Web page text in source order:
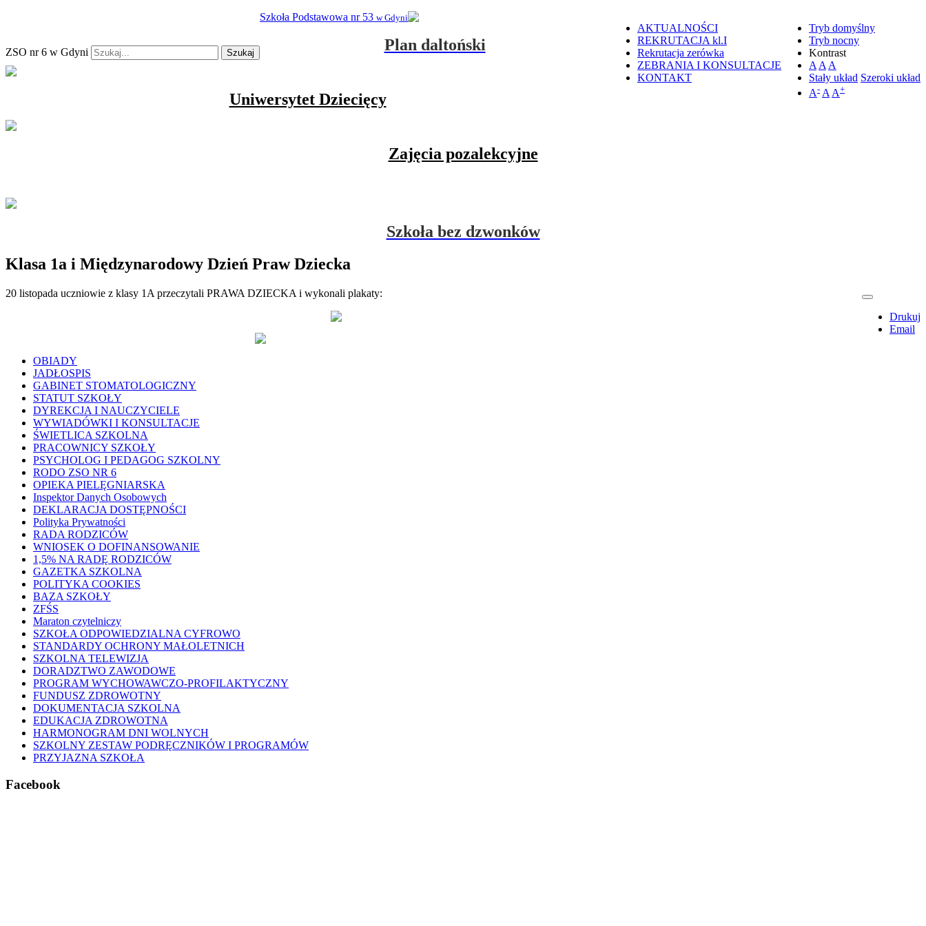
ZSO nr 6 w Gdyni Szukaj
Tryb domyślny
Tryb nocny
Kontrast
A A A
Stały układ Szeroki układ
A- A A+
Szkoła Podstawowa nr 53 w Gdyni
AKTUALNOŚCI
REKRUTACJA kl.I
Rekrutacja zerówka
ZEBRANIA I KONSULTACJE
KONTAKT
Plan daltoński
Uniwersytet Dziecięcy
Zajęcia pozalekcyjne
Szkoła bez dzwonków
Klasa 1a i Międzynarodowy Dzień Praw Dziecka
Drukuj
Email
20 listopada uczniowie z klasy 1A przeczytali PRAWA DZIECKA i wykonali plakaty:
OBIADY
JADŁOSPIS
GABINET STOMATOLOGICZNY
STATUT SZKOŁY
DYREKCJA I NAUCZYCIELE
WYWIADÓWKI I KONSULTACJE
ŚWIETLICA SZKOLNA
PRACOWNICY SZKOŁY
PSYCHOLOG I PEDAGOG SZKOLNY
RODO ZSO NR 6
OPIEKA PIELĘGNIARSKA
Inspektor Danych Osobowych
DEKLARACJA DOSTĘPNOŚCI
Polityka Prywatności
RADA RODZICÓW
WNIOSEK O DOFINANSOWANIE
1,5% NA RADĘ RODZICÓW
GAZETKA SZKOLNA
POLITYKA COOKIES
BAZA SZKOŁY
ZFŚS
Maraton czytelniczy
SZKOŁA ODPOWIEDZIALNA CYFROWO
STANDARDY OCHRONY MAŁOLETNICH
SZKOLNA TELEWIZJA
DORADZTWO ZAWODOWE
PROGRAM WYCHOWAWCZO-PROFILAKTYCZNY
FUNDUSZ ZDROWOTNY
DOKUMENTACJA SZKOLNA
EDUKACJA ZDROWOTNA
HARMONOGRAM DNI WOLNYCH
SZKOLNY ZESTAW PODRĘCZNIKÓW I PROGRAMÓW
PRZYJAZNA SZKOŁA
Facebook